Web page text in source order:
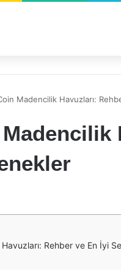
Madencilik Havuzları:
Rehber ve En İyi